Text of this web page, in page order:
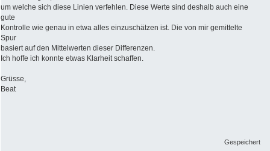
um welche sich diese Linien verfehlen. Diese Werte sind deshalb auch eine
gute
Kontrolle wie genau in etwa alles einzuschätzen ist. Die von mir gemittelte
Spur
basiert auf den Mittelwerten dieser Differenzen.
Ich hoffe ich konnte etwas Klarheit schaffen.
Grüsse,
Beat
Gespeichert